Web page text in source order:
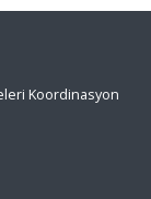
Koordinasyon